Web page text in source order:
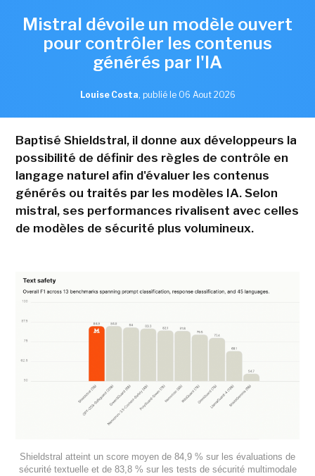
Mistral dévoile un modèle ouvert
pour contrôler les contenus
générés par l'IA
Louise Costa, publié le 06 Aout 2026
Baptisé Shieldstral, il donne aux développeurs la
possibilité de définir des règles de contrôle en
langage naturel afin d'évaluer les contenus
générés ou traités par les modèles IA. Selon
mistral, ses performances rivalisent avec celles
de modèles de sécurité plus volumineux.
Shieldstral atteint un score moyen de 84,9 % sur les évaluations de
sécurité textuelle et de 83,8 % sur les tests de sécurité multimodale